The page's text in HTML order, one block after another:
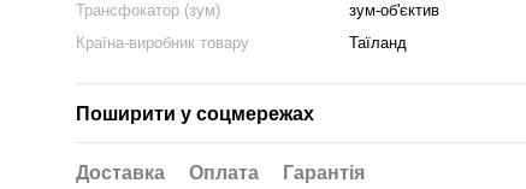
Трансфокатор (зум)
зум-об'єктив
Країна-виробник товару
Таїланд
Поширити у соцмережах
Доставка Оплата Гарантія